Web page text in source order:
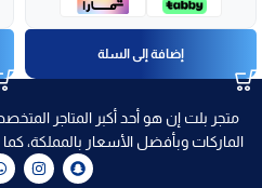
إضافة إلى السلة
متجر بلت إن هو أحد أكبر المتاجر
الماركات وبأفضل الأسعار بالمملكة،